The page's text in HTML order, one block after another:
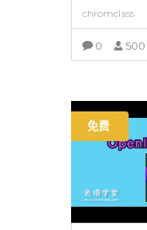
chromclass
0 500
免费